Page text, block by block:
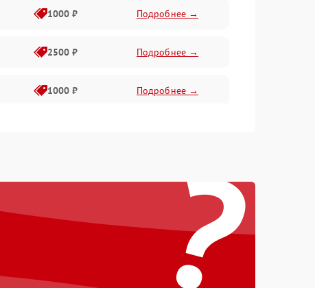
1000 ₽ Подробнее →
2500 ₽ Подробнее →
1000 ₽ Подробнее →
1000 ₽
Подробнее →
?